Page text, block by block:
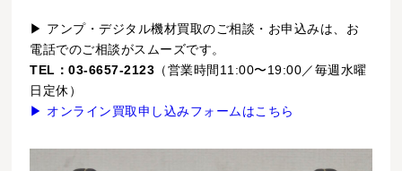
▶ アンプ・デジタル機材買取のご相談・お申込みは、お
電話でのご相談がスムーズです。
TEL：03-6657-2123 （営業時間11:00〜19:00／毎週水曜
日定休）
▶ オンライン買取申し込みフォームはこちら